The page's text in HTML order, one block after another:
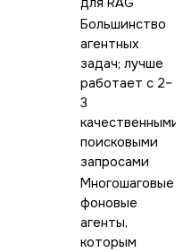
Большинство
агентных
задач; лучше
работает с 2–
3
качественными
поисковыми
запросами
Многошаговые
фоновые
агенты,
которым